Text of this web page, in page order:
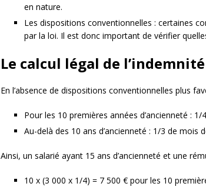
en nature.
Les dispositions conventionnelles : certaines
par la loi. Il est donc important de vérifier
Le calcul légal de
En l’absence de dispositions conventionnelles plus
Pour les 10 premières années d’ancienneté :
Au-delà des 10 ans d’ancienneté : 1/3 de mois
Ainsi, un salarié ayant 15 ans d’ancienneté et une
10 x (3 000 x 1/4) = 7 500 € pour les 10